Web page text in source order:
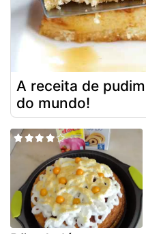
A receita de
do mundo!